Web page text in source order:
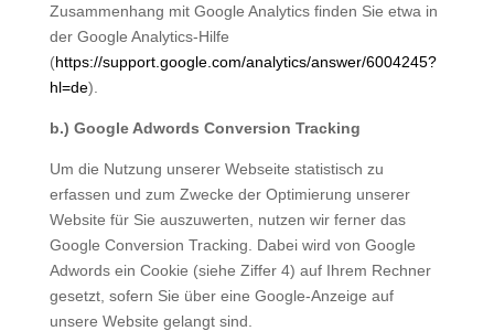
Zusammenhang mit Google Analytics finden Sie etwa in
der Google Analytics-Hilfe
(https://support.google.com/analytics/answer/6004245?
hl=de).
b.) Google Adwords Conversion Tracking
Um die Nutzung unserer Webseite statistisch zu
erfassen und zum Zwecke der Optimierung unserer
Website für Sie auszuwerten, nutzen wir ferner das
Google Conversion Tracking. Dabei wird von Google
Adwords ein Cookie (siehe Ziffer 4) auf Ihrem Rechner
gesetzt, sofern Sie über eine Google-Anzeige auf
unsere Website gelangt sind.